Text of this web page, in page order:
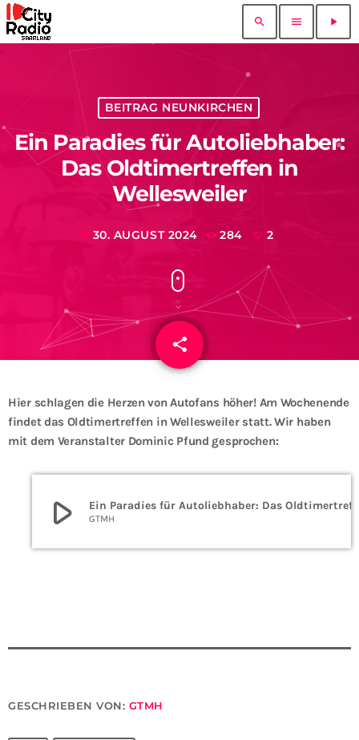
search menu play_arrow
BEITRAG NEUNKIRCHEN
Ein Paradies für Autoliebhaber:
Das Oldtimertreffen in
Wellesweiler
today 30. AUGUST 2024 284 2
share
email
Hier schlagen die Herzen von Autofans höher! Am Wochenende
findet das Oldtimertreffen in Wellesweiler statt. Wir haben
mit dem Veranstalter Dominic Pfund gesprochen:
play_arrow GTMH
GESCHRIEBEN VON: GTMH